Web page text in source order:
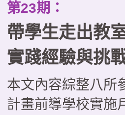
PBL、SEL及SDL
習模式整合發展的
素養導向教學的關
第23期：
帶學生走出教
實踐經驗與挑
本文內容綜整八所
計畫前導學校實施